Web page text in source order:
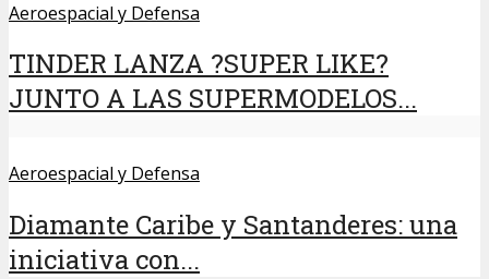
Aeroespacial y Defensa
TINDER LANZA ?SUPER LIKE?
JUNTO A LAS SUPERMODELOS...
Aeroespacial y Defensa
Diamante Caribe y Santanderes: una
iniciativa con...